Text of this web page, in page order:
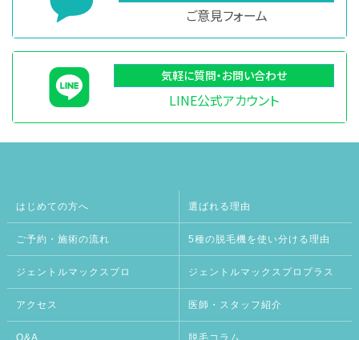
ご意見フォーム
気軽に質問・お問い合わせ
LINE公式アカウント
はじめての方へ 選ばれる理由
ご予約・施術の流れ 5種の脱毛機を使い分ける理由
ジェントルマックスプロ ジェントルマックスプロプラス
アクセス 医師・スタッフ紹介
Q&A 脱毛コラム